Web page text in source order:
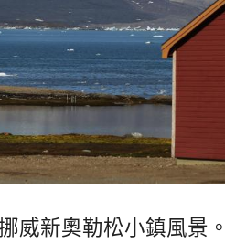
威新奧勒松小鎮風景。